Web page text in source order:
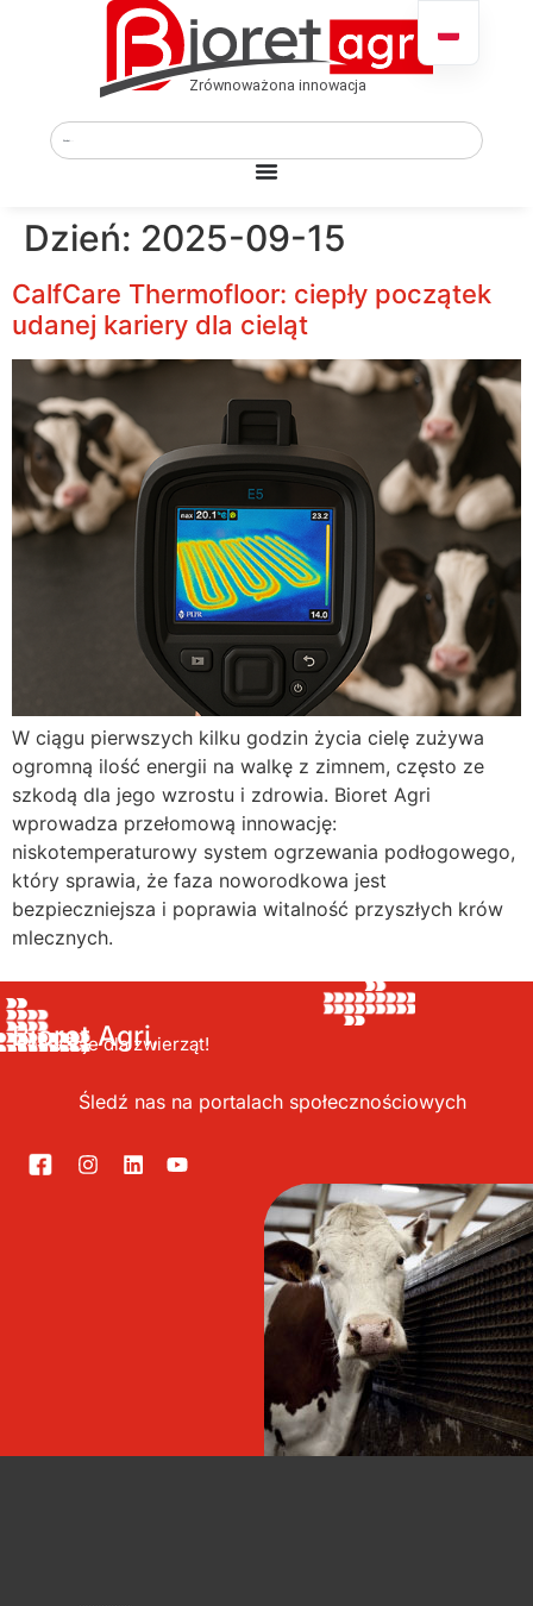
Dzień: 2025-09-15
CalfCare Thermofloor: ciepły początek
udanej kariery dla cieląt
W ciągu pierwszych kilku godzin życia cielę zużywa
ogromną ilość energii na walkę z zimnem, często ze
szkodą dla jego wzrostu i zdrowia. Bioret Agri
wprowadza przełomową innowację:
niskotemperaturowy system ogrzewania podłogowego,
który sprawia, że faza noworodkowa jest
bezpieczniejsza i poprawia witalność przyszłych krów
mlecznych.
Bioret Agri,
Innowacje dla zwierząt!
Śledź nas na portalach społecznościowych